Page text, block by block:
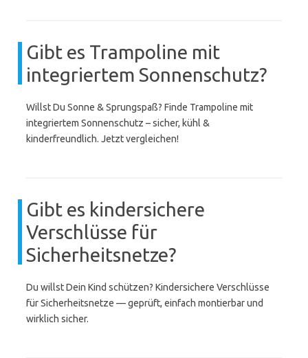
Gibt es Trampoline mit
integriertem Sonnenschutz?
Willst Du Sonne & Sprungspaß? Finde Trampoline mit
integriertem Sonnenschutz – sicher, kühl &
kinderfreundlich. Jetzt vergleichen!
Gibt es kindersichere
Verschlüsse für
Sicherheitsnetze?
Du willst Dein Kind schützen? Kindersichere Verschlüsse
für Sicherheitsnetze — geprüft, einfach montierbar und
wirklich sicher.